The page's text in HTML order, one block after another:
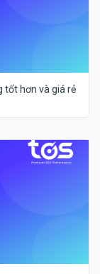
tốt hơn và giá rẻ